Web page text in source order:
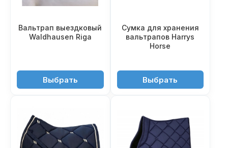
Вальтрап выездковый
Waldhausen Riga
6'850 ₽Выбрать
Сумка для хранения
вальтрапов Harrys
Horse
690 ₽Выбрать